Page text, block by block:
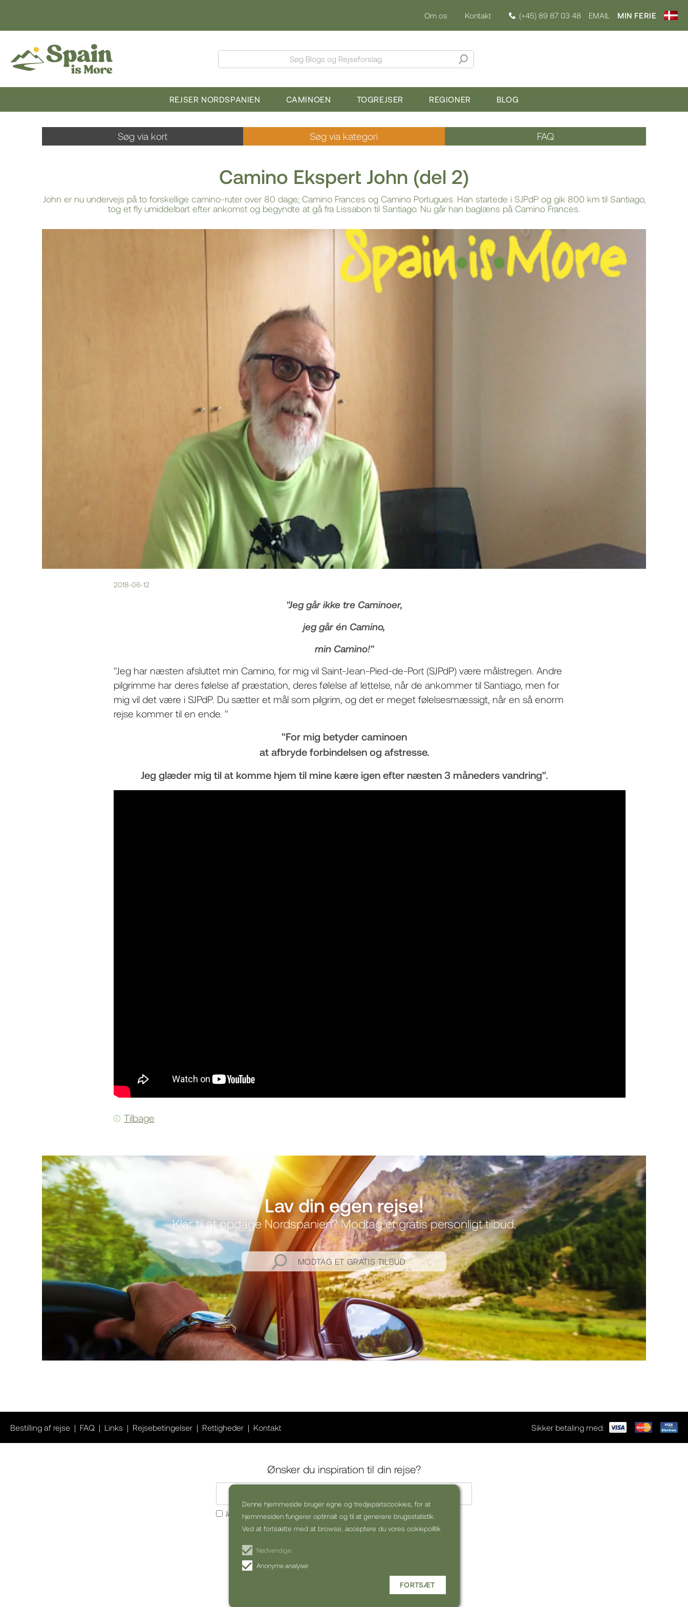
Denne hjemmeside bruger egne og tredjepartscookies, for at
hjemmesiden fungerer optimalt og til at generere brugsstatistik.
Ved at fortsætte med at browse, acceptere du vores ookiepolitik
Nødvendige
Anonyme analyser
FORTSÆT
Om os Kontakt (+45) 89 87 03 48 EMAIL MIN FERIE
Søg Blogs og Rejseforslag
REJSER NORDSPANIEN CAMINOEN TOGREJSER REGIONER BLOG
Søg via kort Søg via kategori FAQ
Camino Ekspert John (del 2)
John er nu undervejs på to forskellige camino-ruter over 80 dage; Camino Frances og Camino Portugues. Han startede i SJPdP og gik 800 km til Santiago,
tog et fly umiddelbart efter ankomst og begyndte at gå fra Lissabon til Santiago. Nu går han baglæns på Camino Frances.
2018-06-12
"Jeg går ikke tre Caminoer,
jeg går én Camino,
min Camino!"
"Jeg har næsten afsluttet min Camino, for mig vil Saint-Jean-Pied-de-Port (SJPdP) være målstregen. Andre
pilgrimme har deres følelse af præstation, deres følelse af lettelse, når de ankommer til Santiago, men for
mig vil det være i SJPdP. Du sætter et mål som pilgrim, og det er meget følelsesmæssigt, når en så enorm
rejse kommer til en ende. "
"For mig betyder caminoen
at afbryde forbindelsen og afstresse.
Jeg glæder mig til at komme hjem til mine kære igen efter næsten 3 måneders vandring".
Tilbage
Lav din egen rejse!
Klar til at opdage Nordspanien? Modtag et gratis personligt tilbud.
MODTAG ET GRATIS TILBUD
Bestilling af rejse FAQ Links Rejsebetingelser Rettigheder Kontakt Sikker betaling med:
Ønsker du inspiration til din rejse?
Ja, jeg vil gerne modtage kommercielle nyhedsbreve (kan altid afmeldes)